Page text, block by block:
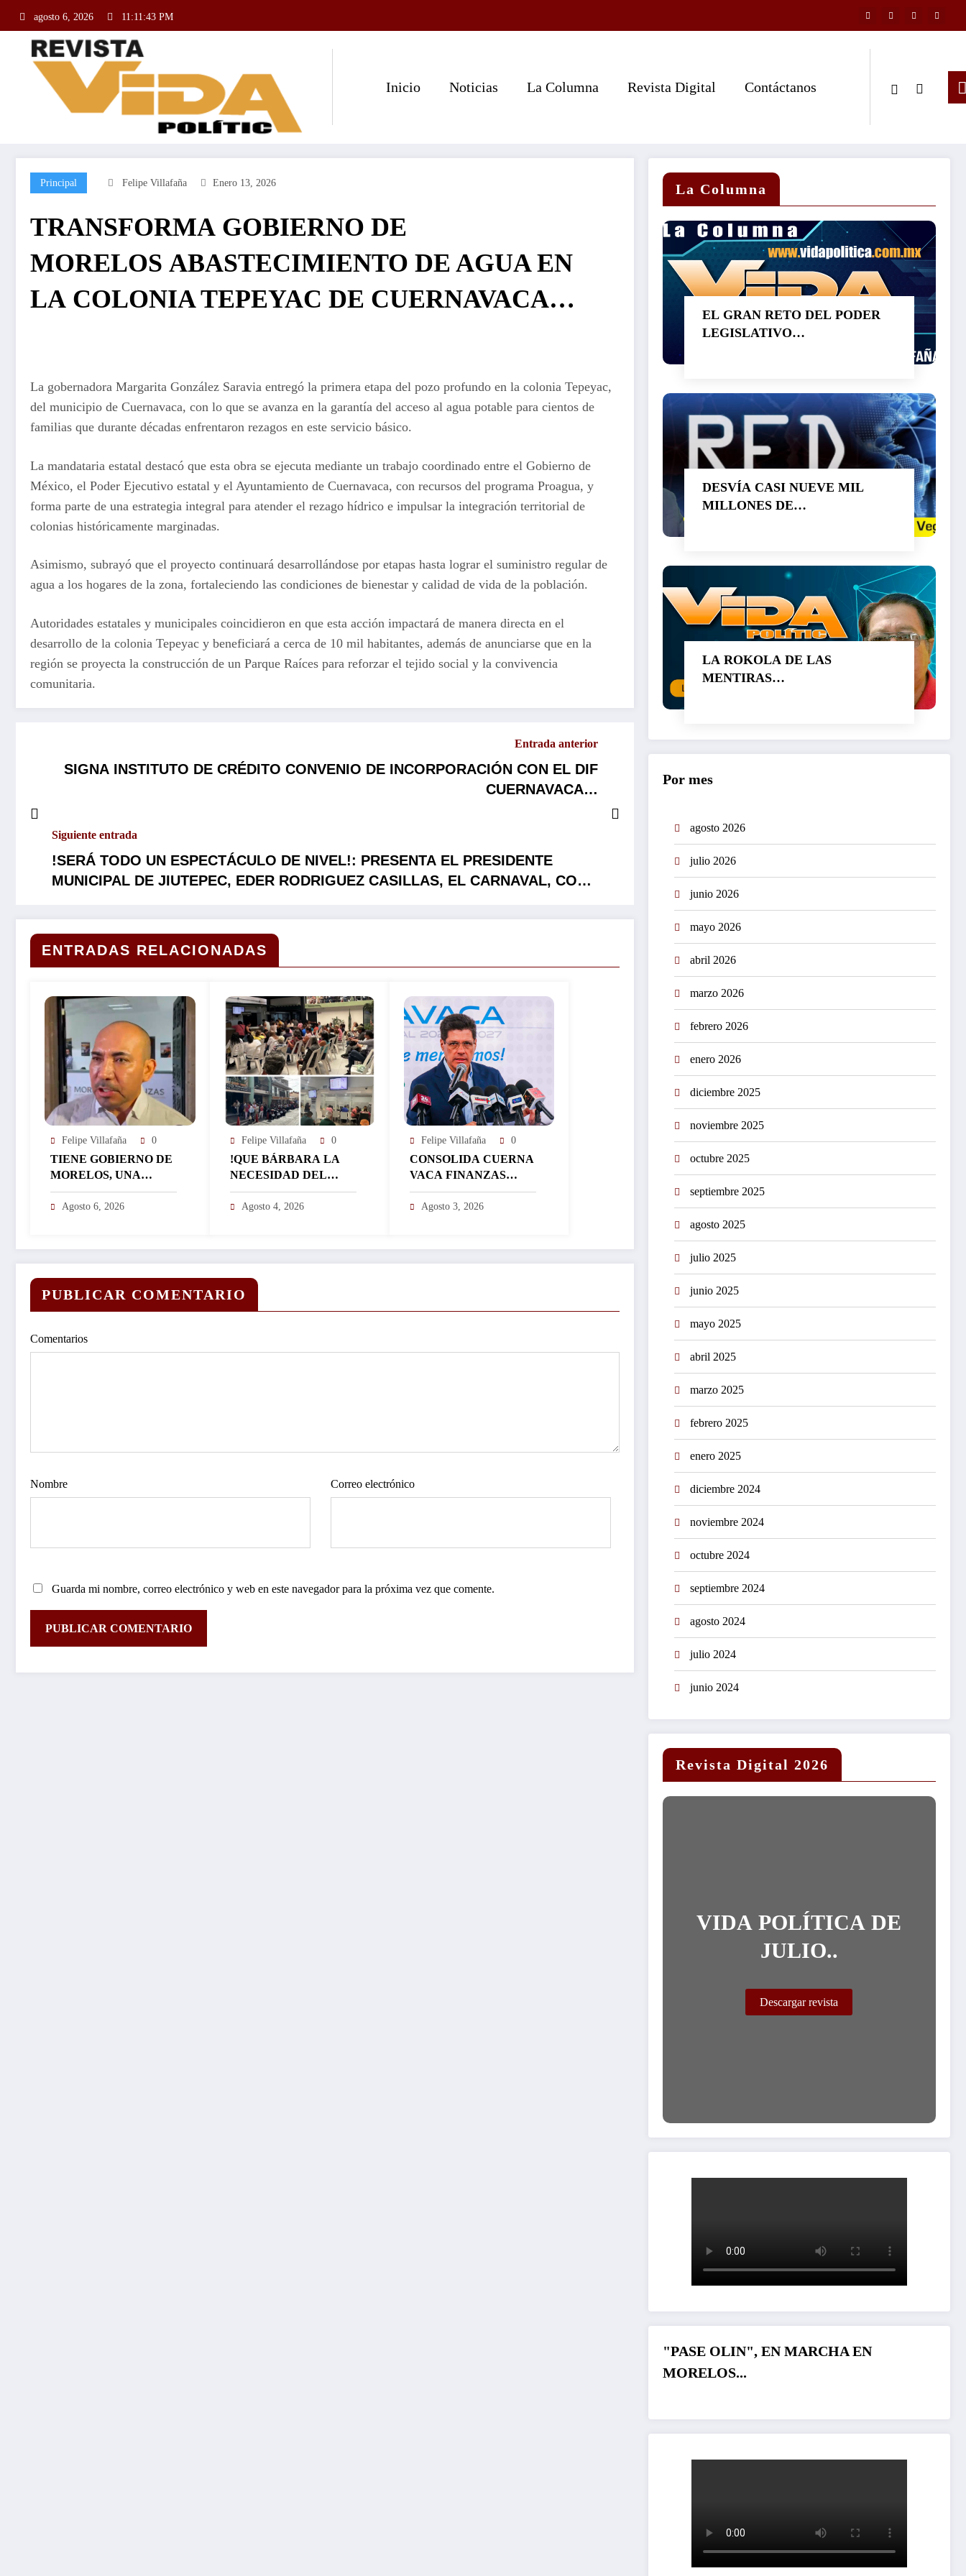
agosto 6, 2026 11:11:44 PM
Inicio Noticias La Columna Revista Digital Contáctanos
Principal Felipe Villafaña Enero 13, 2026
TRANSFORMA GOBIERNO DE
MORELOS ABASTECIMIENTO DE AGUA EN
LA COLONIA TEPEYAC DE CUERNAVACA…
La gobernadora Margarita González Saravia entregó la primera etapa del pozo profundo en la colonia Tepeyac,
del municipio de Cuernavaca, con lo que se avanza en la garantía del acceso al agua potable para cientos de
familias que durante décadas enfrentaron rezagos en este servicio básico.
La mandataria estatal destacó que esta obra se ejecuta mediante un trabajo coordinado entre el Gobierno de
México, el Poder Ejecutivo estatal y el Ayuntamiento de Cuernavaca, con recursos del programa Proagua, y
forma parte de una estrategia integral para atender el rezago hídrico e impulsar la integración territorial de
colonias históricamente marginadas.
Asimismo, subrayó que el proyecto continuará desarrollándose por etapas hasta lograr el suministro regular de
agua a los hogares de la zona, fortaleciendo las condiciones de bienestar y calidad de vida de la población.
Autoridades estatales y municipales coincidieron en que esta acción impactará de manera directa en el
desarrollo de la colonia Tepeyac y beneficiará a cerca de 10 mil habitantes, además de anunciarse que en la
región se proyecta la construcción de un Parque Raíces para reforzar el tejido social y la convivencia
comunitaria.
Entrada anterior
SIGNA INSTITUTO DE CRÉDITO CONVENIO DE INCORPORACIÓN CON EL DIF
CUERNAVACA…
Siguiente entrada
!SERÁ TODO UN ESPECTÁCULO DE NIVEL!: PRESENTA EL PRESIDENTE
MUNICIPAL DE JIUTEPEC, EDER RODRIGUEZ CASILLAS, EL CARNAVAL, CON
ENTRADAS RELACIONADAS
Felipe Villafaña 0
TIENE GOBIERNO DE
MORELOS, UNA
CALIFICACIÓN
APROBATORIA EN
Agosto 6, 2026
Felipe Villafaña 0
!QUE BÁRBARA LA
NECESIDAD DEL
BILLETE!: REGISTRA
EL ICTSGEM MÁS DE
Agosto 4, 2026
Felipe Villafaña 0
CONSOLIDA CUERNA
VACA FINANZAS
SANAS QUE
IMPULSAN MÁS
Agosto 3, 2026
PUBLICAR COMENTARIO
Comentarios
Nombre Correo electrónico
Guarda mi nombre, correo electrónico y web en este navegador para la próxima vez que comente.
La Columna
EL GRAN RETO DEL PODER
LEGISLATIVO…
DESVÍA CASI NUEVE MIL
MILLONES DE
LA ROKOLA DE LAS
MENTIRAS…
Por mes
agosto 2026
julio 2026
junio 2026
mayo 2026
abril 2026
marzo 2026
febrero 2026
enero 2026
diciembre 2025
noviembre 2025
octubre 2025
septiembre 2025
agosto 2025
julio 2025
junio 2025
mayo 2025
abril 2025
marzo 2025
febrero 2025
enero 2025
diciembre 2024
noviembre 2024
octubre 2024
septiembre 2024
agosto 2024
julio 2024
junio 2024
Revista Digital 2026
VIDA POLÍTICA DE
JULIO..
Descargar revista
"PASE OLIN", EN MARCHA EN
MORELOS...